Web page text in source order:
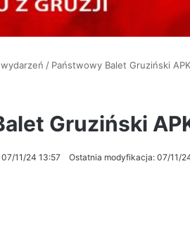
/ Państwowy Balet Gruziński
Gruziński
07/11/24 13:57 Ostatnia modyfikacja: 07/11/